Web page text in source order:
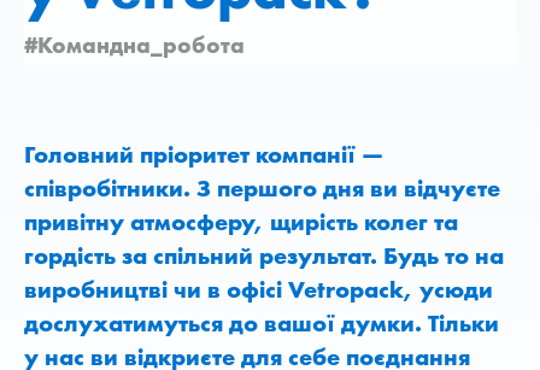
#Командна_робота
Головний пріоритет компанії —
співробітники. З першого дня ви відчуєте
привітну атмосферу, щирість колег та
гордість за спільний результат. Будь то на
виробництві чи в офісі Vetropack, усюди
дослухатимуться до вашої думки. Тільки
у нас ви відкриєте для себе поєднання